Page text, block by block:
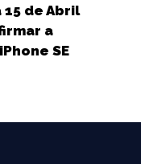
15 de Abril
a
SE